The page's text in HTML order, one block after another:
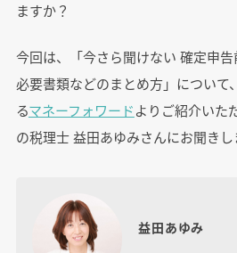
ますか？
今回は、「今さら聞けない 確定申告
必要書類などのまとめ方」について
るマネーフォワードよりご紹介いた
の税理士 益田あゆみさんにお聞きし
益田あゆみ